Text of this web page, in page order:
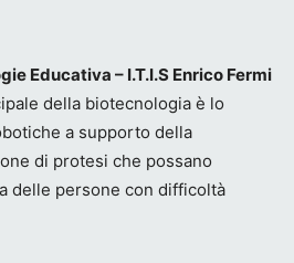
Educativa – I.T.I.S Enrico Fermi
della biotecnologia è lo
a supporto della
di protesi che possano
delle persone con difficoltà